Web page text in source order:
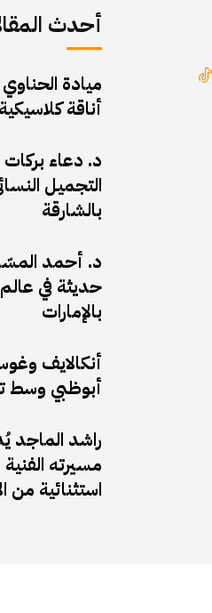
أحدث
ميادة
أناقة
د. دعاء
التجميل
بالشارقة
د. أحمد
حديثة في
بالإمارات
أبوظبي وسط
راشد
مسيرته
استثنائية من